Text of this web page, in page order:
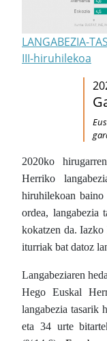
LANGABEZIA-
III-hiruhilekoa
2020ko
Herriko
hiruhilekoan baino
ordea, langabezia
kokatzen da.
iturriak bat datoz
Langabeziaren
Hego Euskal
langabezia tasarik
eta 34 urte